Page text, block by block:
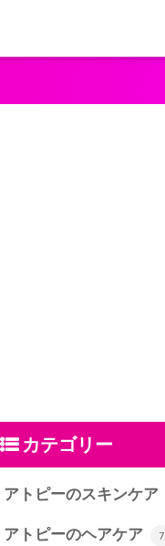
カテゴリー
アトピーのスキンケア
アトピーのヘアケア 7